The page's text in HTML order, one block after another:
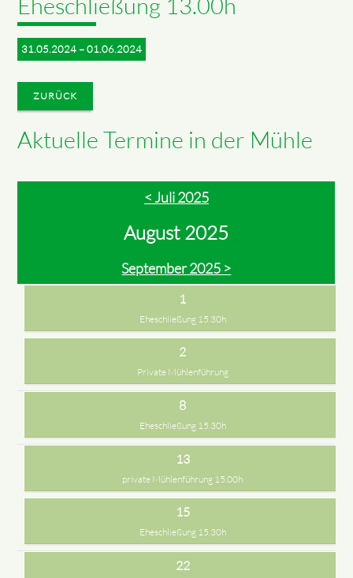
31.05.2024 – 01.06.2024
ZURÜCK
Aktuelle Termine in der Mühle
< Juli 2025
August 2025
September 2025 >
1
Eheschließung 15.30h
2
Private Mühlenführung
8
Eheschließung 15.30h
13
private Mühlenführung 15.00h
15
Eheschließung 15.30h
22